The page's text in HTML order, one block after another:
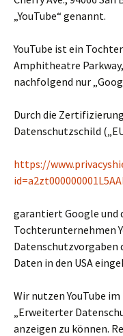
„YouTube“ genannt.
YouTube ist ein
Amphitheatre Parkway,
nachfolgend nur
Durch die
Datenschutzschild
https://
garantiert Google und
Tochterunternehmen
Datenschutzvorgaben
Daten in den USA
Wir nutzen YouTube
„Erweiterter
anzeigen zu können.